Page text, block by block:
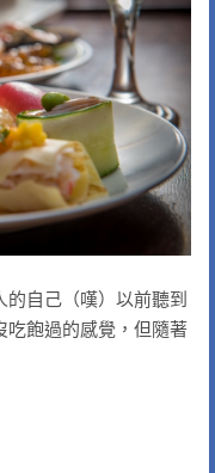
自己（嘆）以前聽到
吃飽過的感覺，但隨著